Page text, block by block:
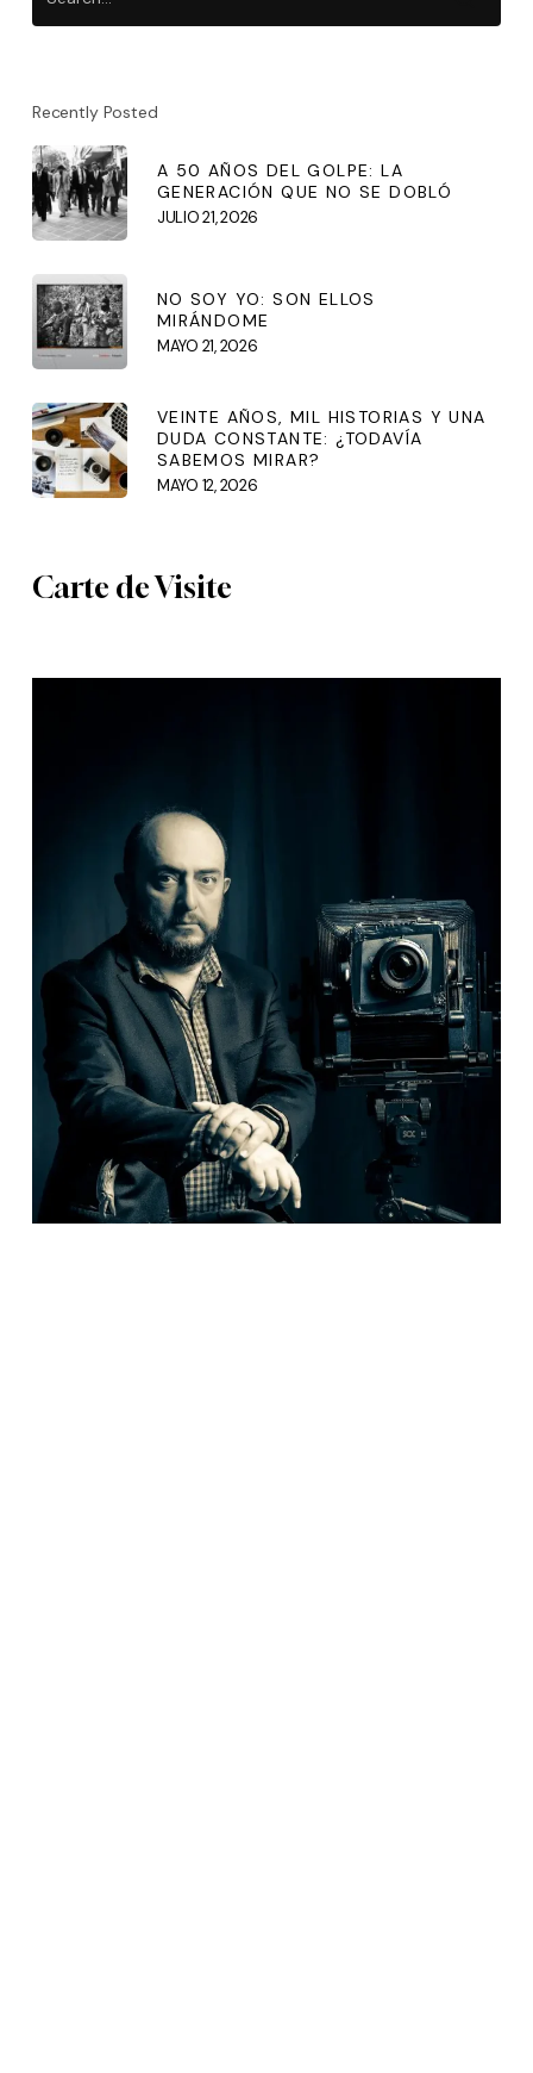
Recently Posted
A 50 AÑOS DEL GOLPE: LA
GENERACIÓN QUE NO SE DOBLÓ
JULIO 21, 2026
NO SOY YO: SON ELLOS
MIRÁNDOME
MAYO 21, 2026
VEINTE AÑOS, MIL HISTORIAS Y UNA
DUDA CONSTANTE: ¿TODAVÍA
SABEMOS MIRAR?
MAYO 12, 2026
Carte de Visite